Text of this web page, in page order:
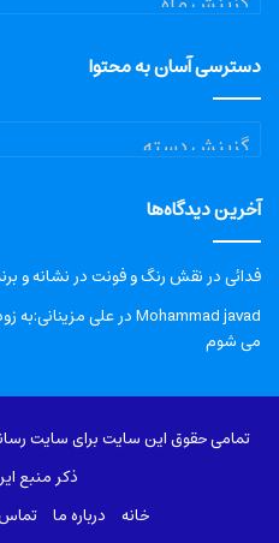
دسترسی آسان به محتوا
دسترسی
آسان
محتوا
آخرین دیدگاه‌ها
فدائیدرنقش رنگ و فونت در نشانه و
Mohammad javadدرعلی
می شوم
تمامی حقوق این سایت برای سایت
ذکر منبع
خانه
درباره‌ ما